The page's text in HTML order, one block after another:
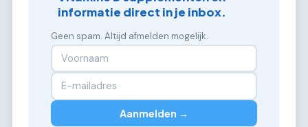
informatie direct in je inbox.
Geen spam. Altijd afmelden mogelijk.
Aanmelden →